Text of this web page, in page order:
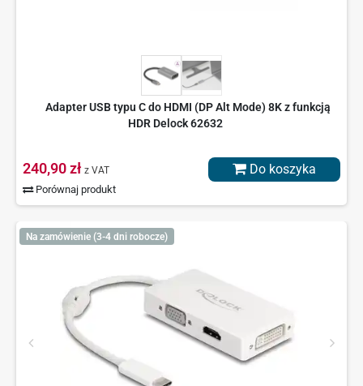
Adapter USB typu C do HDMI (DP Alt Mode) 8K z funkcją
HDR Delock 62632
240,90 zł z VAT
Porównaj produkt
Do koszyka
Na zamówienie (3-4 dni robocze)